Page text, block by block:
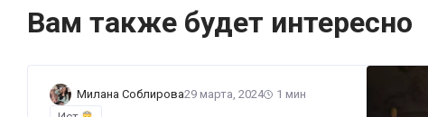
Вам также будет интересно
Милана Соблирова29 марта, 2024
1 мин